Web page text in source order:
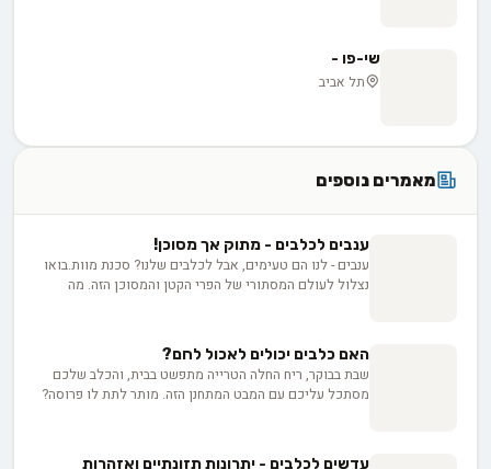
שי-פו -
תל אביב
מאמרים נוספים
ענבים לכלבים - מתוק אך מסוכן!
ענבים - לנו הם טעימים, אבל לכלבים שלנו? סכנת מוות.בואו
נצלול לעולם המסתורי של הפרי הקטן והמסוכן הזה. מה
הכלבלב שלכם בטוח ובריא.
האם כלבים יכולים לאכול לחם?
שבת בבוקר, ריח החלה הטרייה מתפשט בבית, והכלב שלכם
מסתכל עליכם עם המבט המתחנן הזה. מותר לתת לו פרוסה?
עדשים לכלבים - יתרונות תזונתיים ואזהרות